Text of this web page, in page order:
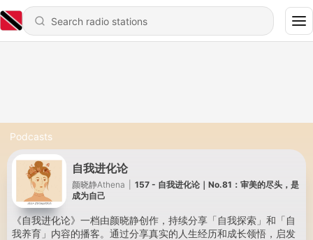
Podcasts
自我进化论
颜晓静Athena
157 - 自我进化论｜No.81：审美的尽头，是
成为自己
《自我进化论》一档由颜晓静创作，持续分享「自我探索」和「自
我养育」内容的播客。通过分享真实的人生经历和成长领悟，启发